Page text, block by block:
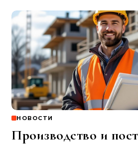
НОВОСТИ
Производство и